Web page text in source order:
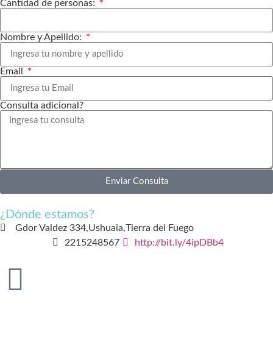
Cantidad de personas:
Nombre y Apellido:
Email
Consulta adicional?
Enviar Consulta
¿Dónde estamos?
Gdor Valdez 334,Ushuaia,Tierra del Fuego
2215248567
http://bit.ly/4ipDBb4